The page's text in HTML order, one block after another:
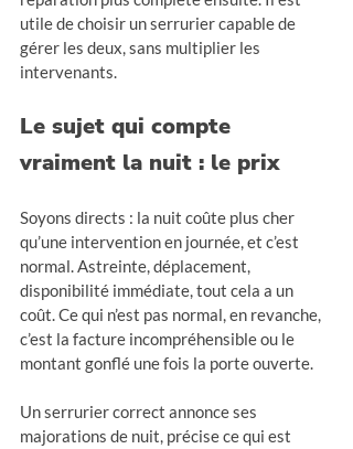
utile de choisir un serrurier capable de
gérer les deux, sans multiplier les
intervenants.
Le sujet qui compte
vraiment la nuit : le prix
Soyons directs : la nuit coûte plus cher
qu’une intervention en journée, et c’est
normal. Astreinte, déplacement,
disponibilité immédiate, tout cela a un
coût. Ce qui n’est pas normal, en revanche,
c’est la facture incompréhensible ou le
montant gonflé une fois la porte ouverte.
Un serrurier correct annonce ses
majorations de nuit, précise ce qui est